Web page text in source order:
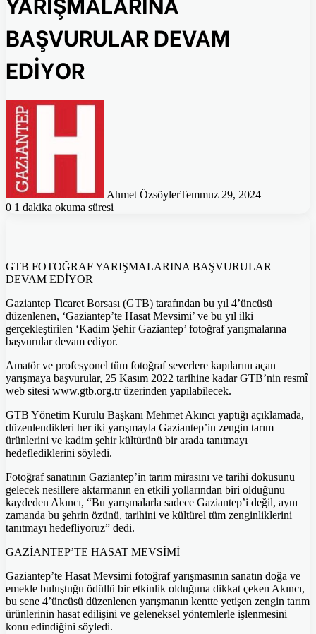
BAŞVURULAR DEVAM
EDİYOR
Ahmet ÖzsöylerTemmuz 29, 2024
0 1 dakika okuma süresi
GTB FOTOĞRAF YARIŞMALARINA BAŞVURULAR
DEVAM EDİYOR
Gaziantep Ticaret Borsası (GTB) tarafından bu yıl 4’üncüsü
düzenlenen, ‘Gaziantep’te Hasat Mevsimi’ ve bu yıl ilki
gerçekleştirilen ‘Kadim Şehir Gaziantep’ fotoğraf yarışmalarına
başvurular devam ediyor.
Amatör ve profesyonel tüm fotoğraf severlere kapılarını açan
yarışmaya başvurular, 25 Kasım 2022 tarihine kadar GTB’nin resmî
web sitesi www.gtb.org.tr üzerinden yapılabilecek.
GTB Yönetim Kurulu Başkanı Mehmet Akıncı yaptığı açıklamada,
düzenlendikleri her iki yarışmayla Gaziantep’in zengin tarım
ürünlerini ve kadim şehir kültürünü bir arada tanıtmayı
hedeflediklerini söyledi.
Fotoğraf sanatının Gaziantep’in tarım mirasını ve tarihi dokusunu
gelecek nesillere aktarmanın en etkili yollarından biri olduğunu
kaydeden Akıncı, “Bu yarışmalarla sadece Gaziantep’i değil, aynı
zamanda bu şehrin özünü, tarihini ve kültürel tüm zenginliklerini
tanıtmayı hedefliyoruz” dedi.
GAZİANTEP’TE HASAT MEVSİMİ
Gaziantep’te Hasat Mevsimi fotoğraf yarışmasının sanatın doğa ve
emekle buluştuğu ödüllü bir etkinlik olduğuna dikkat çeken Akıncı,
bu sene 4’üncüsü düzenlenen yarışmanın kentte yetişen zengin tarım
ürünlerinin hasat edilişini ve geleneksel yöntemlerle işlenmesini
konu edindiğini söyledi.